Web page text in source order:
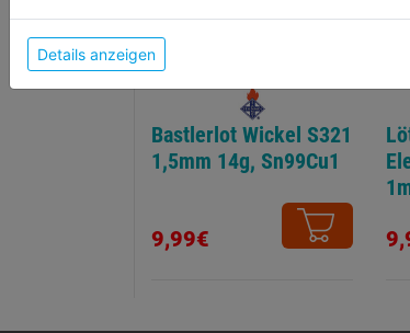
Bastlerlot Wickel S321
1,5mm 14g, Sn99Cu1
9,99€
Details anzeigen